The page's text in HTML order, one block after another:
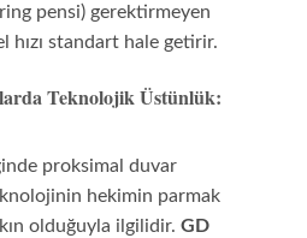
pensi) gerektirmeyen
hızı standart hale getirir.
Teknolojik Üstünlük:
proksimal duvar
hekimin parmak
olduğuyla ilgilidir. GD